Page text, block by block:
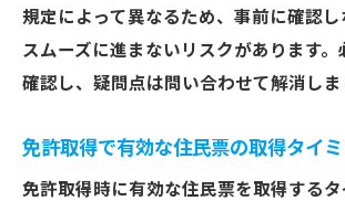
規定によって異なるため、事前に確認
スムーズに進まないリスクがあります。
確認し、疑問点は問い合わせて解消しま
免許取得で有効な住民票の取得タイ
免許取得時に有効な住民票を取得する